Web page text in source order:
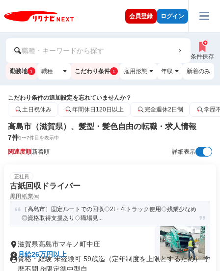
会員登録 ログイン
職種・キーワードから探す
条件保存
勤務地 1 職種 こだわり条件 1 雇用形態 年収 新着のみ
こだわり条件の追加設定を忘れていませんか？
土日祝休み
年間休日120日以上 完全週休2日制 学歴
高島市（滋賀県）、髪型・髪色自由の転職・求人情報
7件1〜7件目を表示中
関連度順新着順 詳細表示
正社員
古紙回収ドライバー
黒田紙業㈱
［高島市］固定ルートでの回収◇2t・4tトラック使用◇残業少なめ
◎資格取得支援あり◇職場見...
滋賀県高島市マキノ町中庄
月給26万円以上
資格・経験 未経験可 59歳迄（定年制度を上限とするため） 学
歴不問 8t限定準中型自...